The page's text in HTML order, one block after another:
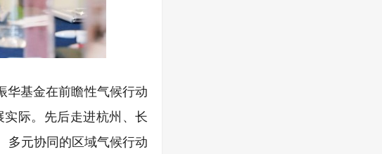
华基金在前瞻性气候行动
际。先后走进杭州、长
多元协同的区域气候行动